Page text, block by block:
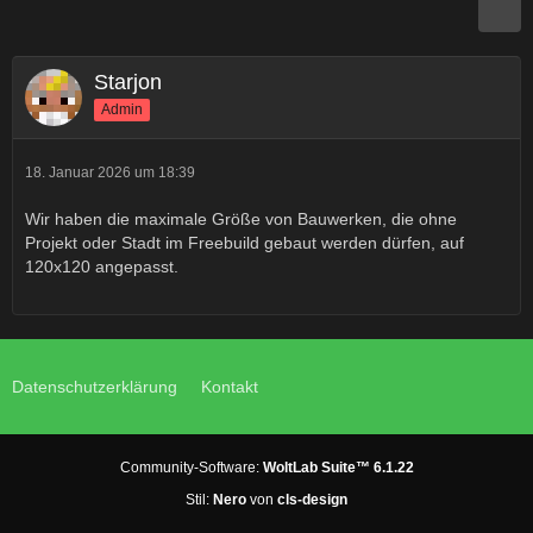
Starjon
Admin
18. Januar 2026 um 18:39
Wir haben die maximale Größe von Bauwerken, die ohne
Projekt oder Stadt im Freebuild gebaut werden dürfen, auf
120x120 angepasst.
Datenschutzerklärung Kontakt
Community-Software: WoltLab Suite™ 6.1.22
Stil: Nero von cls-design